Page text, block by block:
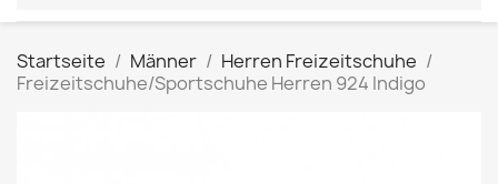
Startseite Männer
Herren Freizeitschuhe
Freizeitschuhe/Sportschuhe Herren 924 Indigo